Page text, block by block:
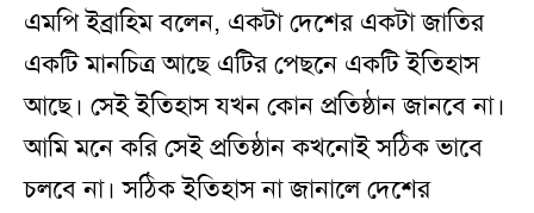
এমপি ইব্রাহিম বলেন, একটা দেশের একটা জাতির
একটি মানচিত্র আছে এটির পেছনে একটি ইতিহাস
আছে। সেই ইতিহাস যখন কোন প্রতিষ্ঠান জানবে না।
আমি মনে করি সেই প্রতিষ্ঠান কখনোই সঠিক ভাবে
চলবে না। সঠিক ইতিহাস না জানালে দেশের